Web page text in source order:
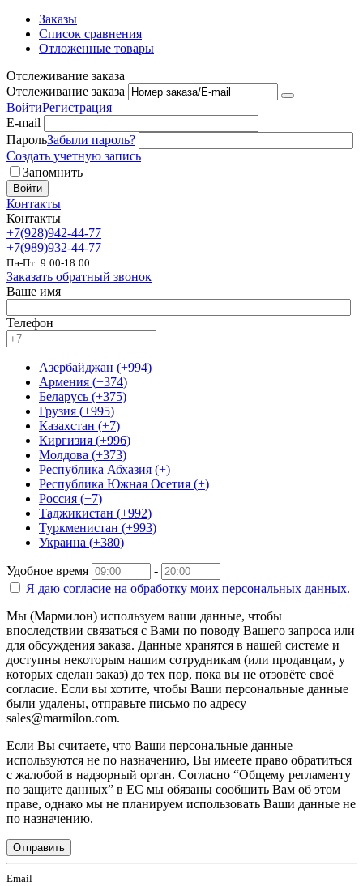
Заказы
Список сравнения
Отложенные товары
Отслеживание заказа
Отслеживание заказа
ВойтиРегистрация
E-mail
ПарольЗабыли пароль?
Создать учетную запись
Запомнить
Войти
Контакты
Контакты
+7(928)942-44-77
+7(989)932-44-77
Пн-Пт: 9:00-18:00
Заказать обратный звонок
Ваше имя
Телефон
Азербайджан (+994)
Армения (+374)
Беларусь (+375)
Грузия (+995)
Казахстан (+7)
Киргизия (+996)
Молдова (+373)
Республика Абхазия (+)
Республика Южная Осетия (+)
Россия (+7)
Таджикистан (+992)
Туркменистан (+993)
Украина (+380)
Удобное время
-
Я даю согласие на обработку моих персональных данных.
Мы (Мармилон) используем ваши данные, чтобы
впоследствии связаться с Вами по поводу Вашего запроса или
для обсуждения заказа. Данные хранятся в нашей системе и
доступны некоторым нашим сотрудникам (или продавцам, у
которых сделан заказ) до тех пор, пока вы не отзовёте своё
согласие. Если вы хотите, чтобы Ваши персональные данные
были удалены, отправьте письмо по адресу
sales@marmilon.com.
Если Вы считаете, что Ваши персональные данные
используются не по назначению, Вы имеете право обратиться
с жалобой в надзорный орган. Согласно “Общему регламенту
по защите данных” в ЕС мы обязаны сообщить Вам об этом
праве, однако мы не планируем использовать Ваши данные не
по назначению.
Отправить
Email